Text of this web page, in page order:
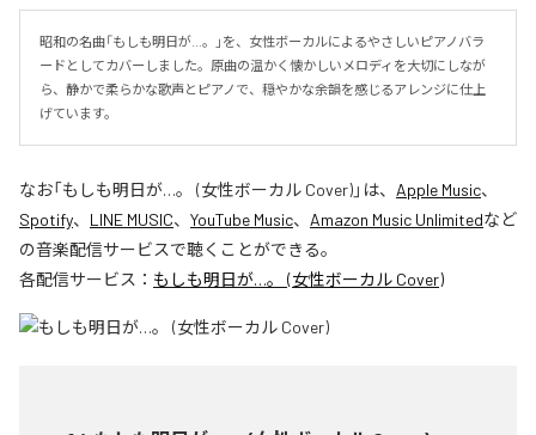
昭和の名曲「もしも明日が…。」を、女性ボーカルによるやさしいピアノバラ
ードとしてカバーしました。原曲の温かく懐かしいメロディを大切にしなが
ら、静かで柔らかな歌声とピアノで、穏やかな余韻を感じるアレンジに仕上
げています。
なお「もしも明日が…。 (女性ボーカル Cover)」は、 Apple Music、
Spotify、 LINE MUSIC、 YouTube Music、 Amazon Music Unlimitedなど
の音楽配信サービスで聴くことができる。
各配信サービス： もしも明日が…。 (女性ボーカル Cover)